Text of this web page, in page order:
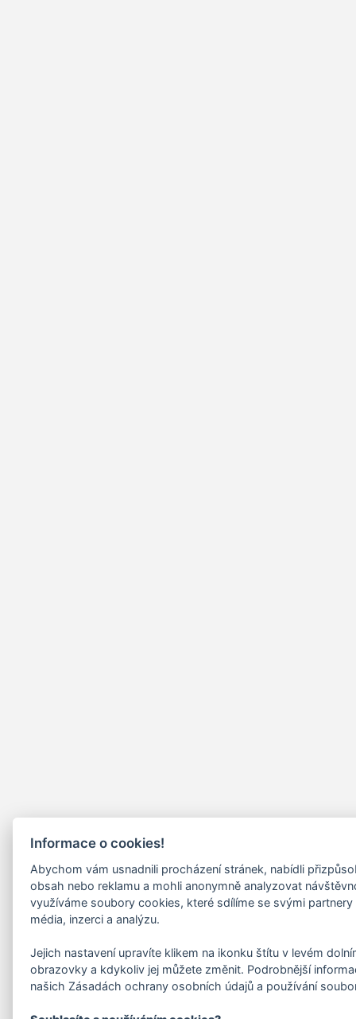
Informace o cookies!
Abychom vám usnadnili procházení stránek, nabídli
obsah nebo reklamu a mohli anonymně analyzovat
využíváme soubory cookies, které sdílíme se svými
média, inzerci a analýzu.
Jejich nastavení upravíte klikem na ikonku štítu v levém
obrazovky a kdykoliv jej můžete změnit. Podrobnější
našich Zásadách ochrany osobních údajů a používání